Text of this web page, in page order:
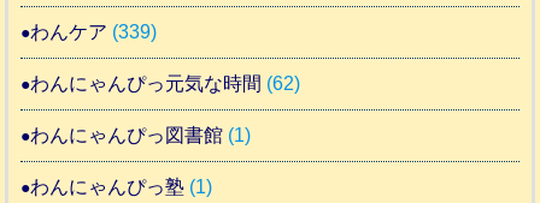
わんケア (339)
わんにゃんぴっ元気な時間 (62)
わんにゃんぴっ図書館 (1)
わんにゃんぴっ塾 (1)